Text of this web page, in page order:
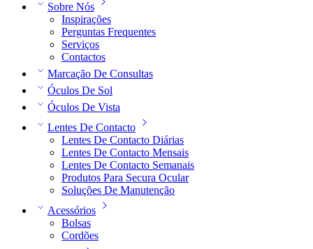
Sobre Nós
Inspirações
Perguntas Frequentes
Serviços
Contactos
Marcação De Consultas
Óculos De Sol
Óculos De Vista
Lentes De Contacto
Lentes De Contacto Diárias
Lentes De Contacto Mensais
Lentes De Contacto Semanais
Produtos Para Secura Ocular
Soluções De Manutenção
Acessórios
Bolsas
Cordões